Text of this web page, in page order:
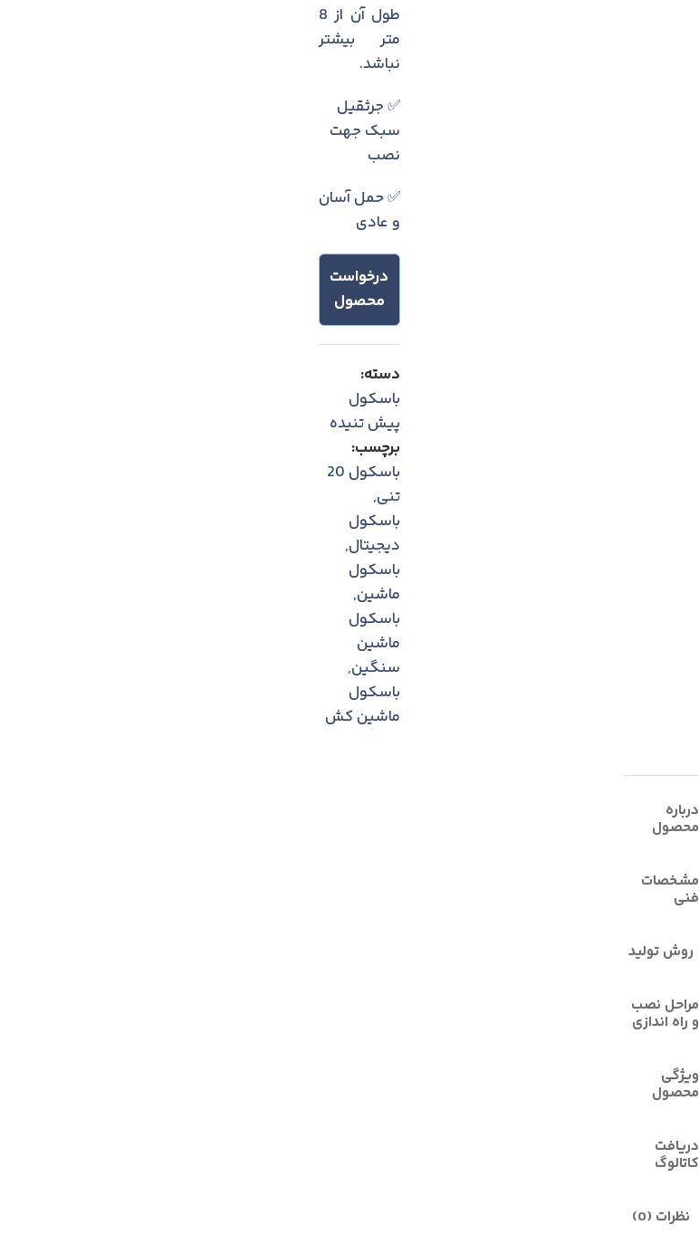
طول آن از 8
متر بیشتر
نباشد.
✅ جرثقیل
سبک جهت
نصب
✅ حمل آسان
و عادی
درخواست
محصول
دسته:
باسکول
پیش تنیده
برچسب:
باسکول 20
تنی,
باسکول
دیجیتال,
باسکول
ماشین,
باسکول
ماشین
سنگین,
باسکول
ماشین کش
درباره
محصول
مشخصات
فنی
روش توليد
مراحل نصب
و راه اندازی
ویژگی
محصول
دریافت
کاتالوگ
نظرات (0)